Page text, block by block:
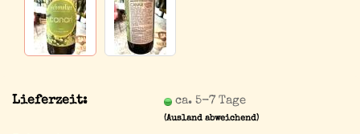
Lieferzeit: ca. 5-7 Tage
(Ausland abweichend)